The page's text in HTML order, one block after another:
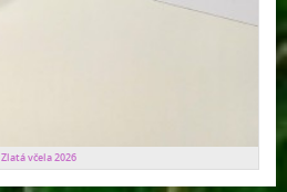
Zlatá včela 2026